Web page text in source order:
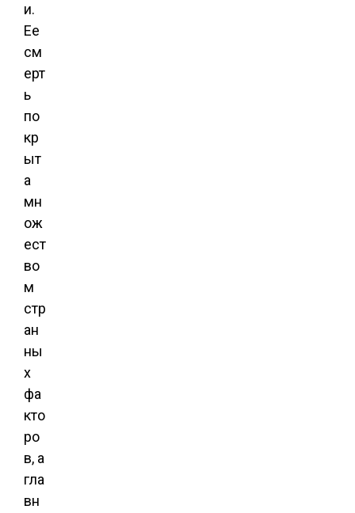
и.
Ее
см
ерт
ь
по
кр
ыт
а
мн
ож
ест
во
м
стр
ан
ны
х
фа
кто
ро
в, а
гла
вн